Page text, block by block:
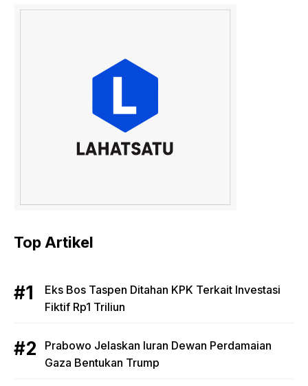
Top Artikel
Eks Bos Taspen Ditahan KPK Terkait Investasi
Fiktif Rp1 Triliun
Prabowo Jelaskan Iuran Dewan Perdamaian
Gaza Bentukan Trump